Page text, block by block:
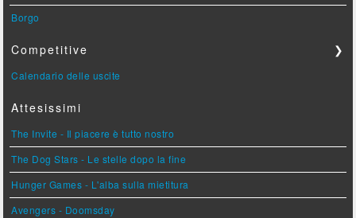
Borgo
Competitive ❯
Calendario delle uscite
Attesissimi
The Invite - Il piacere è tutto nostro
The Dog Stars - Le stelle dopo la fine
Hunger Games - L'alba sulla mietitura
Avengers - Doomsday